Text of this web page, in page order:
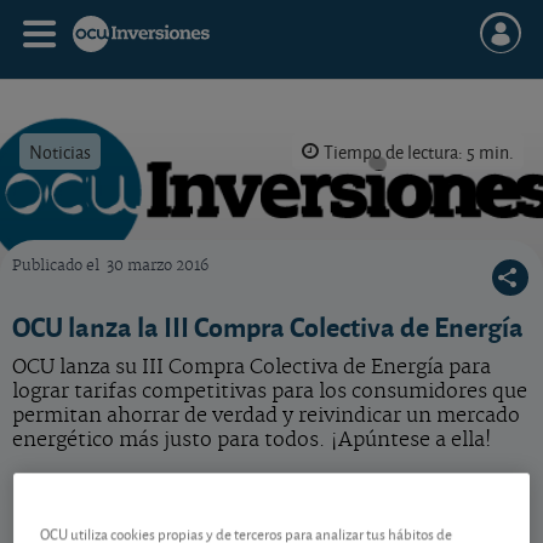
Noticias Tiempo de lectura: 5 min.
Publicado el 30 marzo 2016
OCU lanza la III Compra Colectiva de Energía
OCU lanza su III Compra Colectiva de Energía para
lograr tarifas competitivas para los consumidores que
permitan ahorrar de verdad y reivindicar un mercado
energético más justo para todos. ¡Apúntese a ella!
OCU utiliza cookies propias y de terceros para analizar tus hábitos de